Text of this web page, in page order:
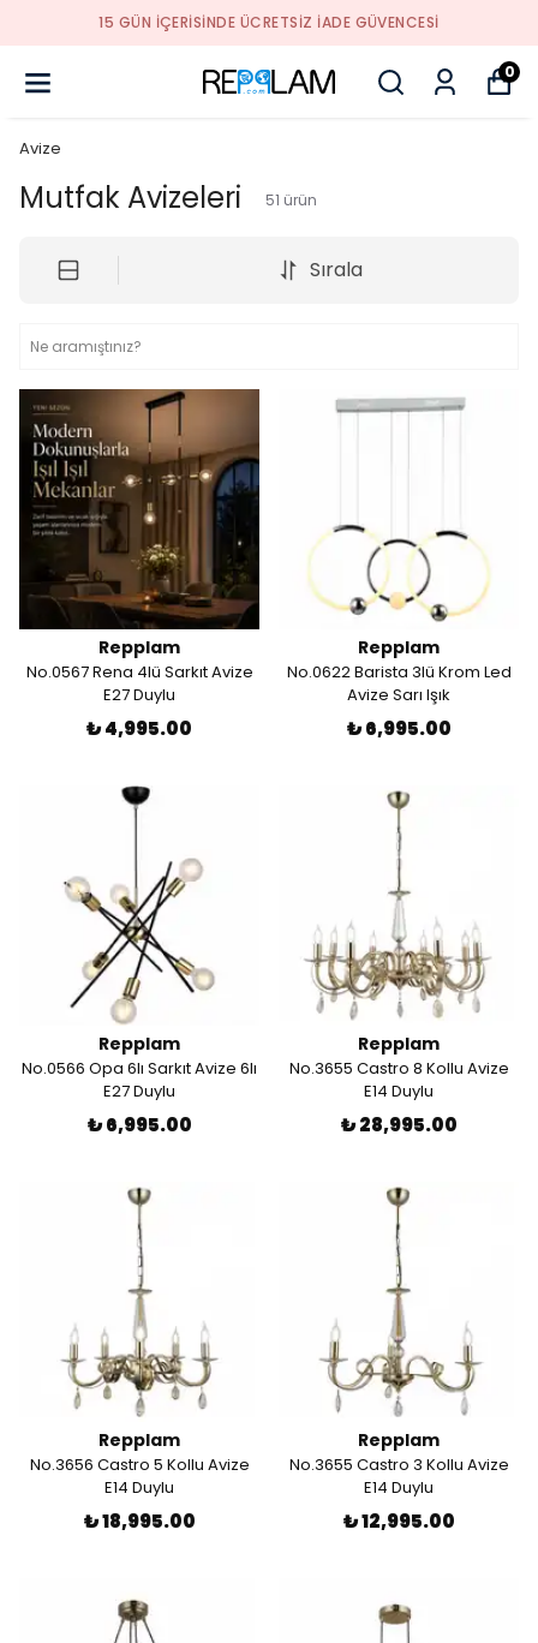
15 GÜN İÇERİSİNDE ÜCRETSİZ İADE GÜVENCESİ
0
Avize
Mutfak Avizeleri 51 ürün
Sırala
Repplam
No.0567 Rena 4lü Sarkıt Avize
E27 Duylu
₺ 4,995.00
Repplam
No.0622 Barista 3lü Krom Led
Avize Sarı Işık
₺ 6,995.00
Repplam
No.0566 Opa 6lı Sarkıt Avize 6lı
E27 Duylu
₺ 6,995.00
Repplam
No.3655 Castro 8 Kollu Avize
E14 Duylu
₺ 28,995.00
Repplam
No.3656 Castro 5 Kollu Avize
E14 Duylu
₺ 18,995.00
Repplam
No.3655 Castro 3 Kollu Avize
E14 Duylu
₺ 12,995.00